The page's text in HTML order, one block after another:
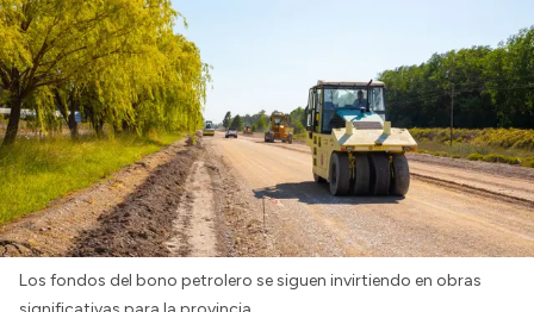
Los fondos del bono petrolero se siguen invirtiendo en obras